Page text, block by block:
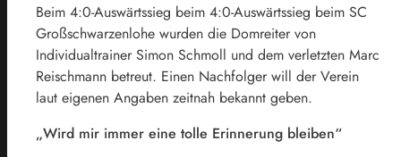
Beim 4:0-Auswärtssieg beim 4:0-Auswärtssieg beim SC
Großschwarzenlohe wurden die Domreiter von
Individualtrainer Simon Schmoll und dem verletzten Marc
Reischmann betreut. Einen Nachfolger will der Verein
laut eigenen Angaben zeitnah bekannt geben.
„Wird mir immer eine tolle Erinnerung bleiben“